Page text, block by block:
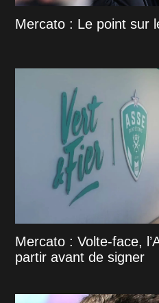
Mercato : Le point sur
Mercato : Volte-face,
partir avant de signer